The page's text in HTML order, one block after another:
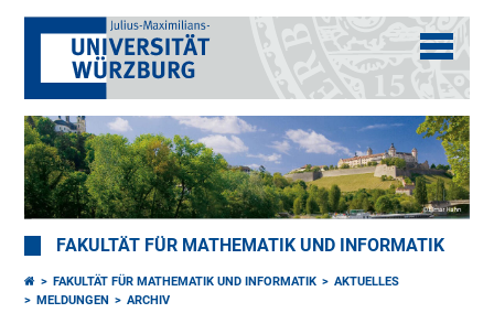
FAKULTÄT FÜR MATHEMATIK UND INFORMATIK
FAKULTÄT FÜR MATHEMATIK UND INFORMATIK
AKTUELLES
MELDUNGEN
ARCHIV